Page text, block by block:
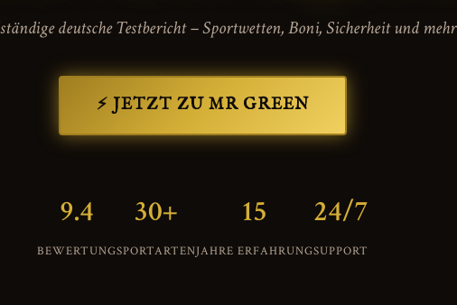
deutsche Testbericht – Sportwetten, Boni, Sicherheit und mehr
⚡ JETZT ZU MR GREEN
9.4
BEWERTUNG
30+
SPORTARTEN
15
JAHRE ERFAHRUNG
24/7
SUPPORT